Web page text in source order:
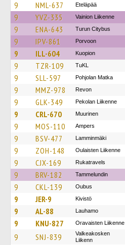
9 NML-637 Eteläpää
9 YVZ-335 Vainion Liikenne
9 ENA-643 Turun Citybus
9 IPV-861 Porvoon
9 ILL-604 Kuopion
9 TZR-109 TuKL
9 SLL-597 Pohjolan Matka
9 MMZ-978 Revon
9 GLK-349 Pekolan Liikenne
9 CRL-670 Muurinen
9 MOS-110 Ampers
9 BSV-477 Lamminmäki
9 ZOH-148 Oulaisten Liikenne
9 CJX-169 Rukatravels
9 BRV-182 Tammelundin
9 CKL-139 Oubus
9 JER-9 Kivistö
9 AL-88 Lauhamo
9 KNU-827 Oravaisten Liikenne
9 SNJ-839
Valkeakosken
Liikenn